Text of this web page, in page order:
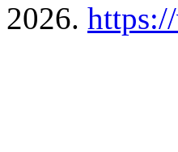
2026.